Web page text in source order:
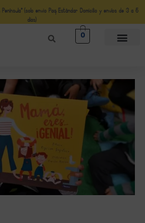
(solo envio Paq Estándar Domicilio y envíos de 3 a 5
días)
0